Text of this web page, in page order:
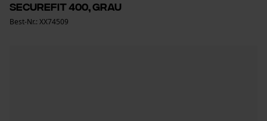
SecureFit 400, Grau
Best-Nr.: XX74509